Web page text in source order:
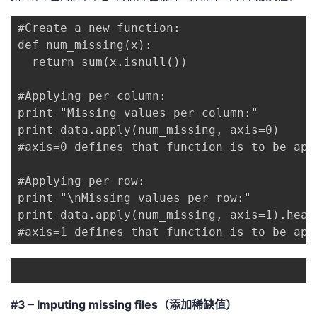
#Create a new function:
def num_missing(x):
  return sum(x.isnull())
#Applying per column:
print "Missing values per column:"
print data.apply(num_missing, axis=0)
#axis=0 defines that function is to be
#Applying per row:
print "\nMissing values per row:"
print data.apply(num_missing,
#axis=1 defines that function is to be
#3 – Imputing missing files（添加稀缺值）